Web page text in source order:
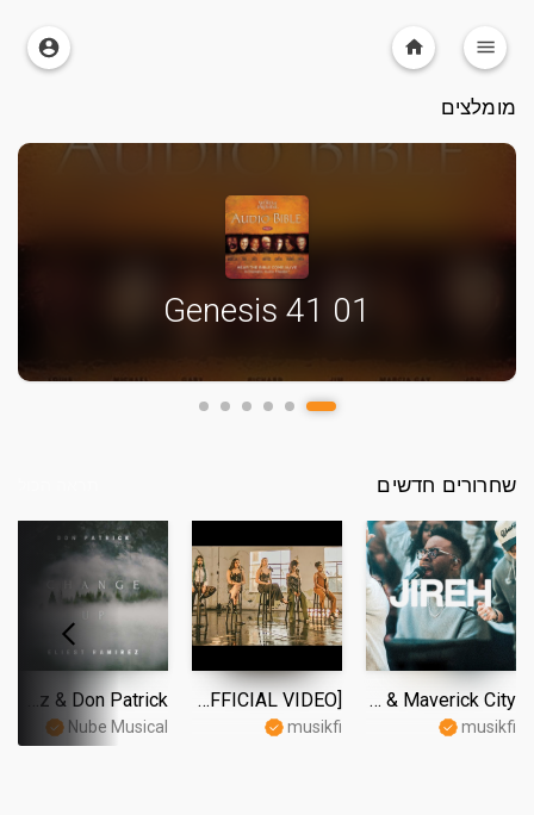
מומלצים
01 Genesis 41
שחרורים חדשים
Jireh | Elevation Worship & Maverick City
musikfi
[OFFICIAL VIDEO] Killing Me Softly - Citizen Queen
musikfi
Morning Rain - Eliest Ramirez & Don Patrick
Nube Musical